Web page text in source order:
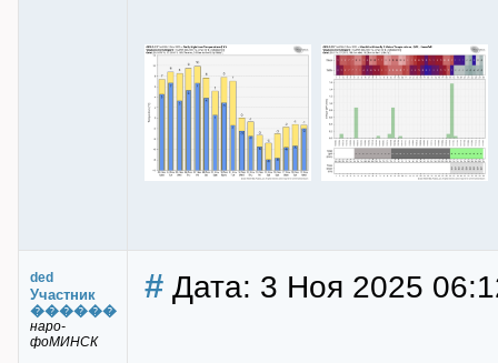
ded
Участник
������
наро-
фоМИНСК
# Дата: 3 Ноя 2025